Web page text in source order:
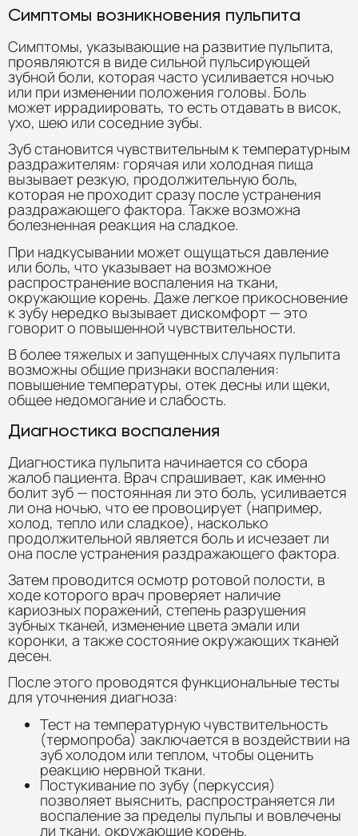
Симптомы возникновения пульпита
Симптомы, указывающие на развитие пульпита,
проявляются в виде сильной пульсирующей
зубной боли, которая часто усиливается ночью
или при изменении положения головы. Боль
может иррадиировать, то есть отдавать в висок,
ухо, шею или соседние зубы.
Зуб становится чувствительным к температурным
раздражителям: горячая или холодная пища
вызывает резкую, продолжительную боль,
которая не проходит сразу после устранения
раздражающего фактора. Также возможна
болезненная реакция на сладкое.
При надкусывании может ощущаться давление
или боль, что указывает на возможное
распространение воспаления на ткани,
окружающие корень. Даже легкое прикосновение
к зубу нередко вызывает дискомфорт — это
говорит о повышенной чувствительности.
В более тяжелых и запущенных случаях пульпита
возможны общие признаки воспаления:
повышение температуры, отек десны или щеки,
общее недомогание и слабость.
Диагностика воспаления
Диагностика пульпита начинается со сбора
жалоб пациента. Врач спрашивает, как именно
болит зуб — постоянная ли это боль, усиливается
ли она ночью, что ее провоцирует (например,
холод, тепло или сладкое), насколько
продолжительной является боль и исчезает ли
она после устранения раздражающего фактора.
Затем проводится осмотр ротовой полости, в
ходе которого врач проверяет наличие
кариозных поражений, степень разрушения
зубных тканей, изменение цвета эмали или
коронки, а также состояние окружающих тканей
десен.
После этого проводятся функциональные тесты
для уточнения диагноза:
Тест на температурную чувствительность
(термопроба) заключается в воздействии на
зуб холодом или теплом, чтобы оценить
реакцию нервной ткани.
Постукивание по зубу (перкуссия)
позволяет выяснить, распространяется ли
воспаление за пределы пульпы и вовлечены
ли ткани, окружающие корень.